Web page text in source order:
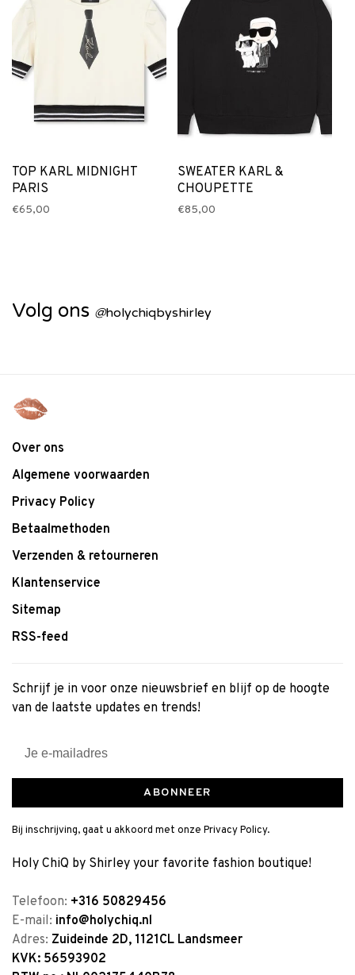
TOP KARL MIDNIGHT
PARIS
€65,00
SWEATER KARL &
CHOUPETTE
€85,00
Volg ons @holychiqbyshirley
Over ons
Algemene voorwaarden
Privacy Policy
Betaalmethoden
Verzenden & retourneren
Klantenservice
Sitemap
RSS-feed
Schrijf je in voor onze nieuwsbrief en blijf op de hoogte
van de laatste updates en trends!
ABONNEER
Bij inschrijving, gaat u akkoord met onze Privacy Policy.
Holy ChiQ by Shirley your favorite fashion boutique!
Telefoon: +316 50829456
E-mail: info@holychiq.nl
Adres: Zuideinde 2D, 1121CL Landsmeer
KVK: 56593902